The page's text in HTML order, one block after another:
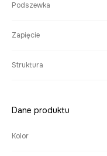
Podszewka
Zapięcie
Struktura
Dane produktu
Kolor